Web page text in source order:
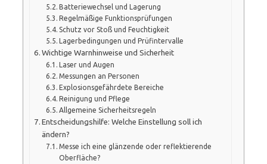
Batteriewechsel und Lagerung
Regelmäßige Funktionsprüfungen
Schutz vor Stoß und Feuchtigkeit
Lagerbedingungen und Prüfintervalle
Wichtige Warnhinweise und Sicherheit
Laser und Augen
Messungen an Personen
Explosionsgefährdete Bereiche
Reinigung und Pflege
Allgemeine Sicherheitsregeln
Entscheidungshilfe: Welche Einstellung soll ich
ändern?
Messe ich eine glänzende oder reflektierende
Oberfläche?